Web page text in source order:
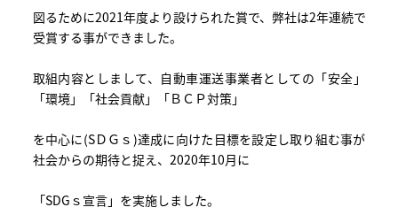
図るために2021年度より設けられた賞で、弊社は2年連続で
受賞する事ができました。
取組内容としまして、自動車運送事業者としての「安全」
「環境」「社会貢献」「ＢＣＰ対策」
を中心に(SＤＧｓ)達成に向けた目標を設定し取り組む事が
社会からの期待と捉え、2020年10月に
「SDGｓ宣言」を実施しました。